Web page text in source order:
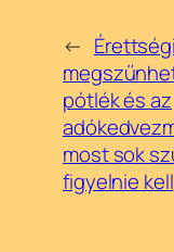
←
pótlék és az
most sok
figyelnie kell